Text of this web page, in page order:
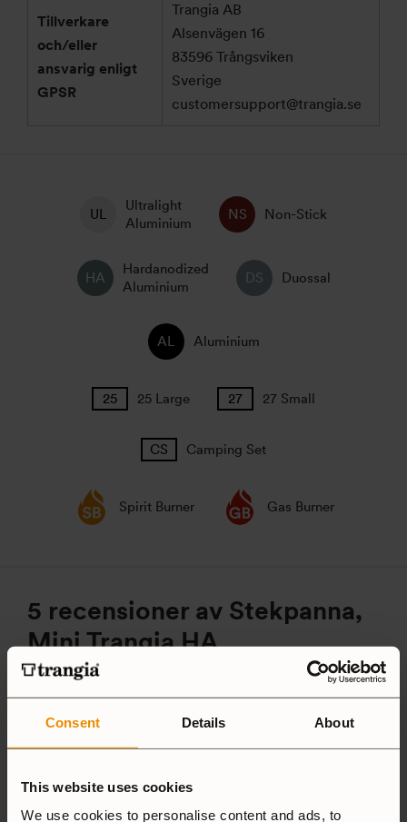
Consent Details About
This website uses cookies
We use cookies to personalise content and ads, to
Tillverkare
och/eller
ansvarig enligt
GPSR
Trangia AB
Alsenvägen 16
83596 Trångsviken
Sverige
customersupport@trangia.se
Ultralight
Aluminium
Non-Stick
Hardanodized
Aluminium
Duossal
Aluminium
25 Large 27 Small
Camping Set
Spirit Burner Gas Burner
5 recensioner av Stekpanna,
Mini Trangia HA
5,0
Baserat på 5 recensioner